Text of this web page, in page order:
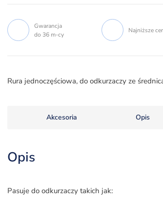
Gwarancja
do 36 m-cy
Najniższe
Rura jednoczęściowa, do odkurzaczy ze
Akcesoria Opis
Opis
Pasuje do odkurzaczy takich jak: